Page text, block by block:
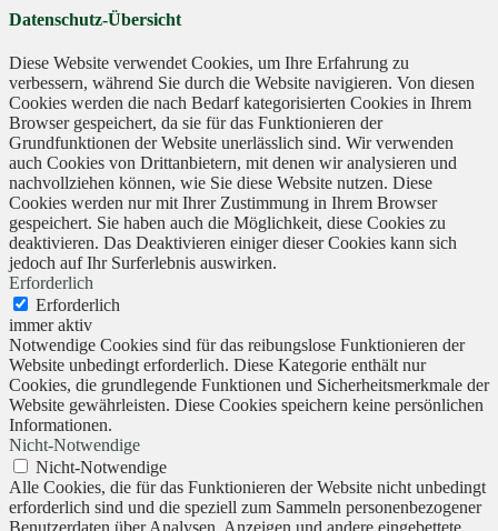
Datenschutz-Übersicht
Diese Website verwendet Cookies, um Ihre Erfahrung zu
verbessern, während Sie durch die Website navigieren. Von diesen
Cookies werden die nach Bedarf kategorisierten Cookies in Ihrem
Browser gespeichert, da sie für das Funktionieren der
Grundfunktionen der Website unerlässlich sind. Wir verwenden
auch Cookies von Drittanbietern, mit denen wir analysieren und
nachvollziehen können, wie Sie diese Website nutzen. Diese
Cookies werden nur mit Ihrer Zustimmung in Ihrem Browser
gespeichert. Sie haben auch die Möglichkeit, diese Cookies zu
deaktivieren. Das Deaktivieren einiger dieser Cookies kann sich
jedoch auf Ihr Surferlebnis auswirken.
Erforderlich
Erforderlich
immer aktiv
Notwendige Cookies sind für das reibungslose Funktionieren der
Website unbedingt erforderlich. Diese Kategorie enthält nur
Cookies, die grundlegende Funktionen und Sicherheitsmerkmale der
Website gewährleisten. Diese Cookies speichern keine persönlichen
Informationen.
Nicht-Notwendige
Nicht-Notwendige
Alle Cookies, die für das Funktionieren der Website nicht unbedingt
erforderlich sind und die speziell zum Sammeln personenbezogener
Benutzerdaten über Analysen, Anzeigen und andere eingebettete